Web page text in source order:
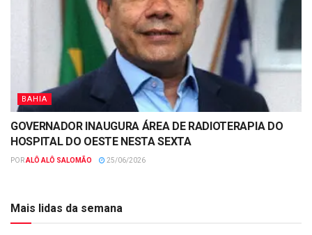
BAHIA
GOVERNADOR INAUGURA ÁREA DE RADIOTERAPIA DO
HOSPITAL DO OESTE NESTA SEXTA
PORALÔ ALÔ SALOMÃO 25/06/2026
Mais lidas da semana